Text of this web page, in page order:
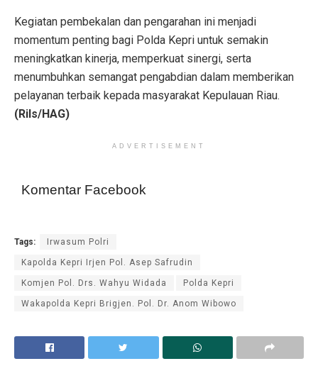
Kegiatan pembekalan dan pengarahan ini menjadi
momentum penting bagi Polda Kepri untuk semakin
meningkatkan kinerja, memperkuat sinergi, serta
menumbuhkan semangat pengabdian dalam memberikan
pelayanan terbaik kepada masyarakat Kepulauan Riau.
(Rils/HAG)
ADVERTISEMENT
Komentar Facebook
Tags: Irwasum Polri
Kapolda Kepri Irjen Pol. Asep Safrudin
Komjen Pol. Drs. Wahyu Widada Polda Kepri
Wakapolda Kepri Brigjen. Pol. Dr. Anom Wibowo